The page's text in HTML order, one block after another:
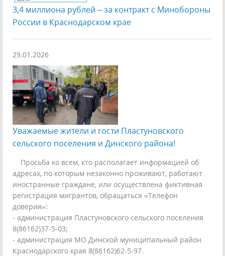
️3,4 миллиона рублей – за контракт с Минобороны
России в Краснодарском крае
29.01.2026
Уважаемые жители и гости Пластуновского
сельского поселения и Динского района!
Просьба ко всем, кто располагает информацией об
адресах, по которым незаконно проживают, работают
иностранные граждане, или осуществлена фиктивная
регистрация мигрантов, обращаться «Телефон
доверия»:
- администрация Пластуновского сельского поселения
8(86162)37-5-03;
- администрация МО Динской муниципальный район
Краснодарского края 8(86162)62-5-97.